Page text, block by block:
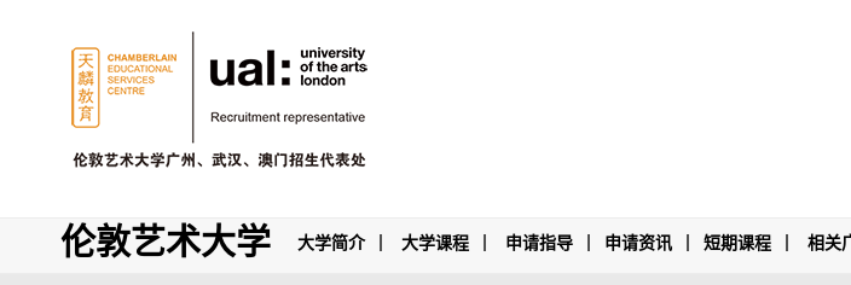
大学简介 大学课程 申请指导 申请资讯 短期课程 相关
伦敦艺术大学